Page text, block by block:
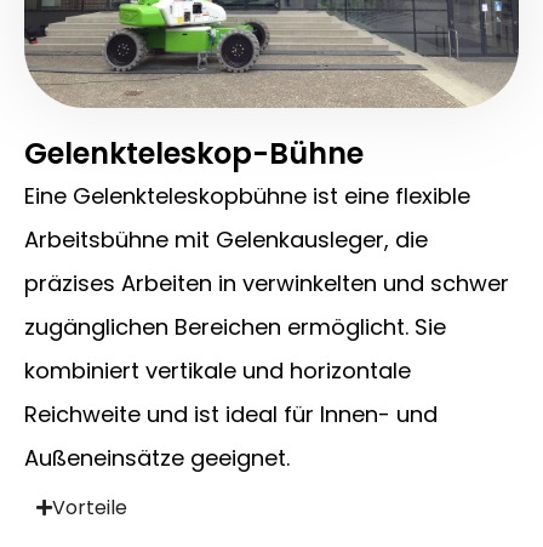
Gelenkteleskop-Bühne
Eine Gelenkteleskopbühne ist eine flexible
Arbeitsbühne mit Gelenkausleger, die
präzises Arbeiten in verwinkelten und schwer
zugänglichen Bereichen ermöglicht. Sie
kombiniert vertikale und horizontale
Reichweite und ist ideal für Innen- und
Außeneinsätze geeignet.
Vorteile